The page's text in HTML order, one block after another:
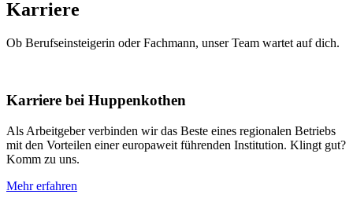
Karriere
Ob Berufseinsteigerin oder Fachmann, unser Team wartet auf dich.
Karriere bei Huppenkothen
Als Arbeitgeber verbinden wir das Beste eines regionalen Betriebs
mit den Vorteilen einer europaweit führenden Institution. Klingt gut?
Komm zu uns.
Mehr erfahren